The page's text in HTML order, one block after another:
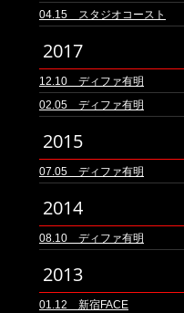
04.15 スタジオコースト
2017
12.10 ディファ有明
02.05 ディファ有明
2015
07.05 ディファ有明
2014
08.10 ディファ有明
2013
01.12 新宿FACE